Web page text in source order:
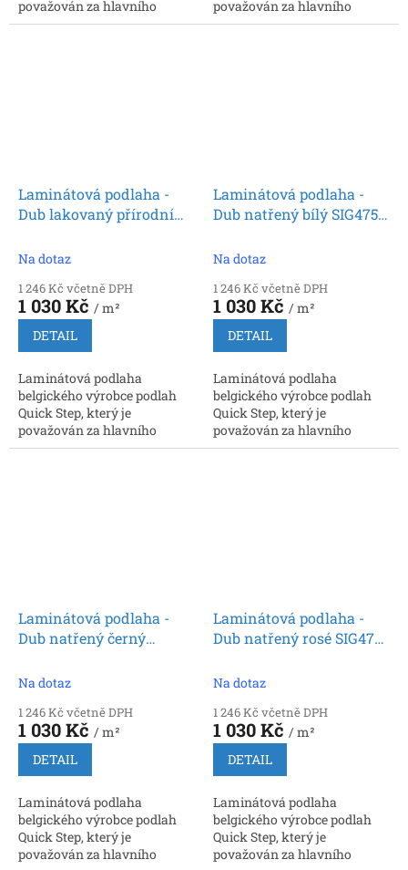
považován za hlavního
inovátora a prvního výrobce,
považován za hlavního
inovátora a prvního výrobce,
Laminátová podlaha -
Dub lakovaný přírodní
Na dotaz
1 246 Kč včetně DPH
1 030 Kč / m²
DETAIL
Laminátová podlaha
belgického výrobce podlah
Quick Step, který je
považován za hlavního
inovátora a prvního výrobce,
Laminátová podlaha -
Dub natřený bílý SIG4753
Na dotaz
1 246 Kč včetně DPH
1 030 Kč / m²
DETAIL
Laminátová podlaha
belgického výrobce podlah
Quick Step, který je
považován za hlavního
inovátora a prvního výrobce,
Laminátová podlaha -
Dub natřený černý
Na dotaz
1 246 Kč včetně DPH
1 030 Kč / m²
DETAIL
Laminátová podlaha
belgického výrobce podlah
Quick Step, který je
považován za hlavního
Laminátová podlaha -
Dub natřený rosé SIG4754
Na dotaz
1 246 Kč včetně DPH
1 030 Kč / m²
DETAIL
Laminátová podlaha
belgického výrobce podlah
Quick Step, který je
považován za hlavního